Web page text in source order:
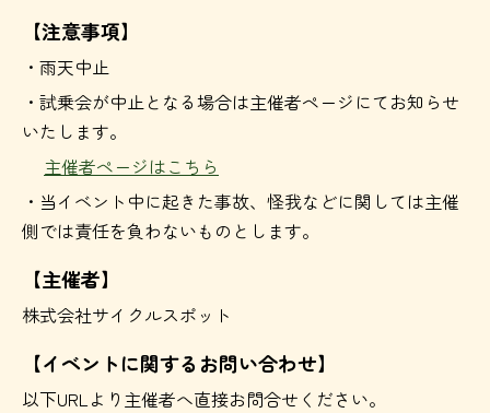
【注意事項】
・雨天中止
・試乗会が中止となる場合は主催者ページにてお知らせ
いたします。
主催者ページはこちら
・当イベント中に起きた事故、怪我などに関しては主催
側では責任を負わないものとします。
【主催者】
株式会社サイクルスポット
【イベントに関するお問い合わせ】
以下URLより主催者へ直接お問合せください。